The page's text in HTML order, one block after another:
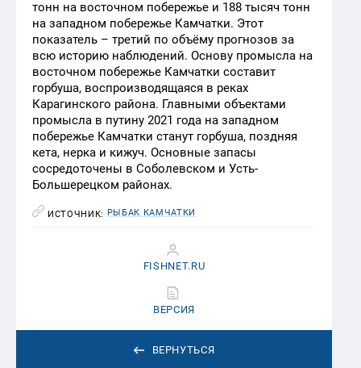
тонн на восточном побережье и 188 тысяч тонн
на западном побережье Камчатки. Этот
показатель – третий по объёму прогнозов за
всю историю наблюдений. Основу промысла на
восточном побережье Камчатки составит
горбуша, воспроизводящаяся в реках
Карагинского района. Главными объектами
промысла в путину 2021 года на западном
побережье Камчатки станут горбуша, поздняя
кета, нерка и кижуч. Основные запасы
сосредоточены в Соболевском и Усть-
Большерецком районах.
ИСТОЧНИК: РЫБАК КАМЧАТКИ
ВЕРНУТЬСЯ
FISHNET.RU
ВЕРСИЯ